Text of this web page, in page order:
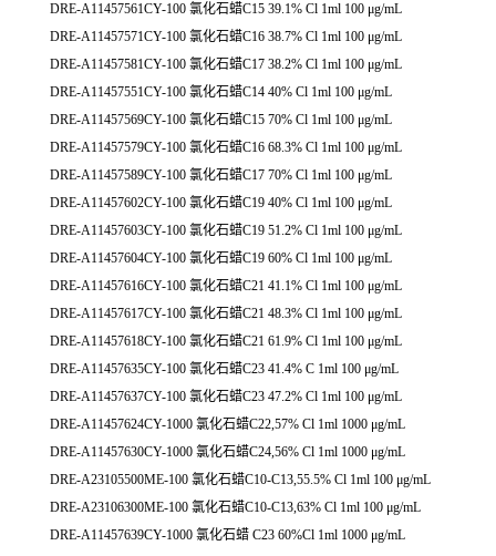
DRE-A11457561CY-100 氯化石蜡C15 39.1% Cl 1ml 100 μg/mL
DRE-A11457571CY-100 氯化石蜡C16 38.7% Cl 1ml 100 μg/mL
DRE-A11457581CY-100 氯化石蜡C17 38.2% Cl 1ml 100 μg/mL
DRE-A11457551CY-100 氯化石蜡C14 40% Cl 1ml 100 μg/mL
DRE-A11457569CY-100 氯化石蜡C15 70% Cl 1ml 100 μg/mL
DRE-A11457579CY-100 氯化石蜡C16 68.3% Cl 1ml 100 μg/mL
DRE-A11457589CY-100 氯化石蜡C17 70% Cl 1ml 100 μg/mL
DRE-A11457602CY-100 氯化石蜡C19 40% Cl 1ml 100 μg/mL
DRE-A11457603CY-100 氯化石蜡C19 51.2% Cl 1ml 100 μg/mL
DRE-A11457604CY-100 氯化石蜡C19 60% Cl 1ml 100 μg/mL
DRE-A11457616CY-100 氯化石蜡C21 41.1% Cl 1ml 100 μg/mL
DRE-A11457617CY-100 氯化石蜡C21 48.3% Cl 1ml 100 μg/mL
DRE-A11457618CY-100 氯化石蜡C21 61.9% Cl 1ml 100 μg/mL
DRE-A11457635CY-100 氯化石蜡C23 41.4% C 1ml 100 μg/mL
DRE-A11457637CY-100 氯化石蜡C23 47.2% Cl 1ml 100 μg/mL
DRE-A11457624CY-1000 氯化石蜡C22,57% Cl 1ml 1000 μg/mL
DRE-A11457630CY-1000 氯化石蜡C24,56% Cl 1ml 1000 μg/mL
DRE-A23105500ME-100 氯化石蜡C10-C13,55.5% Cl 1ml 100 μg/mL
DRE-A23106300ME-100 氯化石蜡C10-C13,63% Cl 1ml 100 μg/mL
DRE-A11457639CY-1000 氯化石蜡 C23 60%Cl 1ml 1000 μg/mL